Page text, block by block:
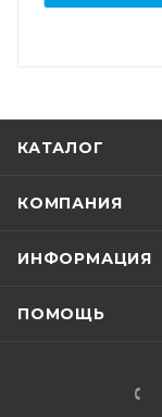
КАТАЛОГ
КОМПАНИЯ
ИНФОРМАЦИЯ
ПОМОЩЬ